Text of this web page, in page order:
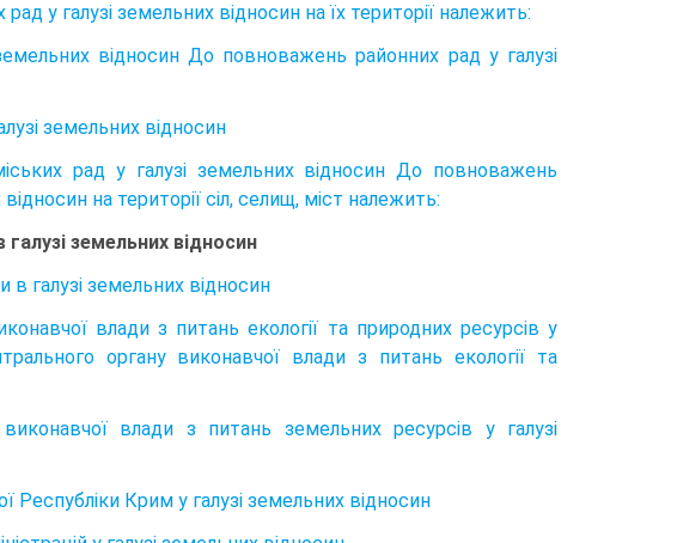
у галузі земельних відносин на їх терито­рії належить:
відносин До повноважень районних рад у галузі
земельних відносин
рад у галузі земельних відносин До повноважень
на території сіл, селищ, міст належить:
земельних відносин
в галузі земельних відносин
влади з питань екології та природних ресурсів у
органу виконавчої влади з питань екології та
влади з питань земельних ресурсів у галузі
Крим у галузі земельних відносин